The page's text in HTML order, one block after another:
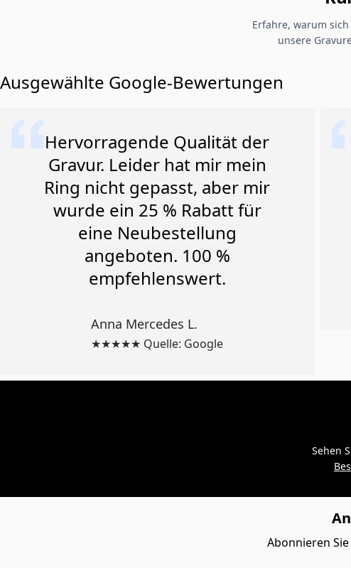
Erfahre, warum
unsere
Ausgewählte Google-Bewertungen
Hervorragende Qualität der
Gravur. Leider hat mir mein
Ring nicht gepasst, aber mir
wurde ein 25 % Rabatt für
eine Neubestellung
angeboten. 100 %
empfehlenswert.
Anna Mercedes L.
★★★★★ Quelle: Google
Sehen
Abonnieren